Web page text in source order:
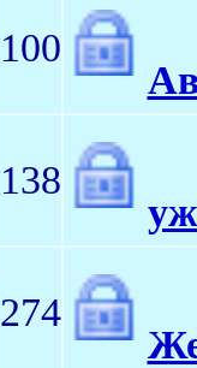
100
138
274